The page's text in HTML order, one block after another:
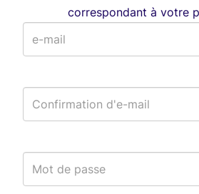
correspondant à votre